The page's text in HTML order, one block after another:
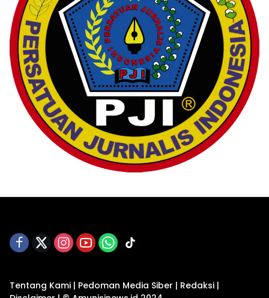
Tentang Kami | Pedoman Media Siber | Redaksi |